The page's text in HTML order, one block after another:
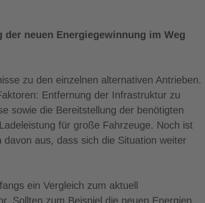
neuen Energiegewinnung im Weg
zu den einzelnen alternativen Antrieben.
Entfernung der Infrastruktur zu
sowie die Bereitstellung der benötigten
für große Fahrzeuge. Noch ist
aus, dass sich die Situation weiter
ein Vergleich zum aktuell
Sollten zum Beispiel die neuen Energien